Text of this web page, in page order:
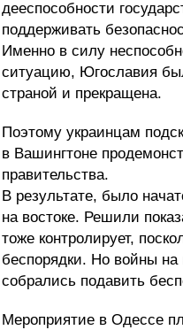
дееспособности
поддерживать
Именно в силу
ситуацию, Югославия
страной и прекращена.
Поэтому украинцам
в Вашингтоне
правительства.
В результате, было
на востоке. Решили
тоже контролирует,
беспорядки. Но войны
собрались подавить
Мероприятие в Одессе